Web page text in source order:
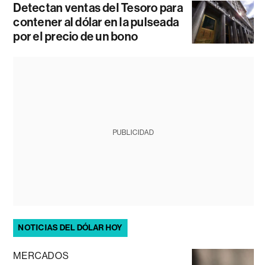
Detectan ventas del Tesoro para
contener al dólar en la pulseada
por el precio de un bono
PUBLICIDAD
NOTICIAS DEL DÓLAR HOY
MERCADOS